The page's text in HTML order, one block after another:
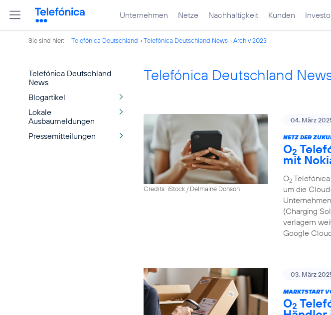
Unternehmen Netze Nachhaltigkeit Kunden
Sie sind hier: Telefónica Deutschland Telefónica Deutschland News Archiv 2023
Telefónica Deutschland
News
Blogartikel
Lokale
Ausbaumeldungen
Pressemitteilungen
Telefónica Deutschland
Credits: iStock / Delmaine Donson
04. März
NETZ DER
O2
mit
O2
um die
(Charging
verlagern
Google
03. März
MARKTSTART
O2